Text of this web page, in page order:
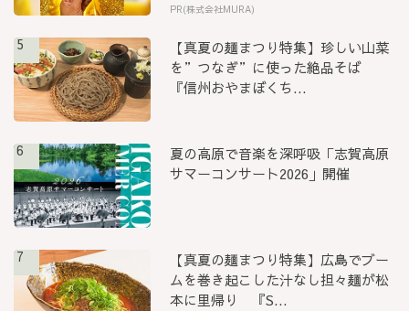
PR(株式会社MURA)
5
【真夏の麺まつり特集】珍しい山菜
を”つなぎ”に使った絶品そば
『信州おやまぼくち...
6
夏の高原で音楽を深呼吸「志賀高原
サマーコンサート2026」開催
7
【真夏の麺まつり特集】広島でブー
ムを巻き起こした汁なし担々麺が松
本に里帰り 『S...